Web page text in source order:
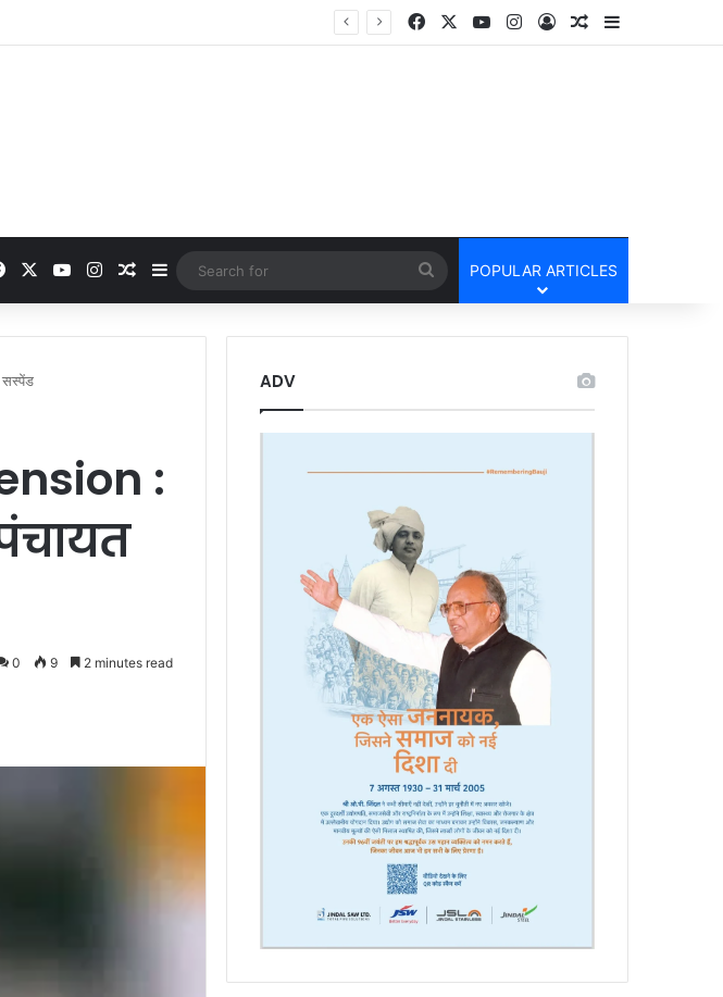
दिखाकर ठगी करने वाला युवक गिरफ्तार FacebookYouTubeInstagram
Log InRandom Article
Sidebar
FacebookYouTubeInstagramRandom Article
Sidebar
Search
for
POPULAR ARTICLES
:
0 9 2 minutes read
ADV